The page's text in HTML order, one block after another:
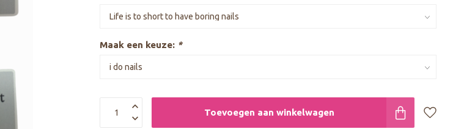
Maak een keuze: *
Toevoegen aan winkelwagen